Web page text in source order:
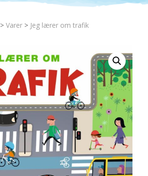
>Varer > Jeg lærer om trafik